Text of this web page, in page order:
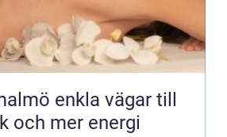
vägar till
och mer energi